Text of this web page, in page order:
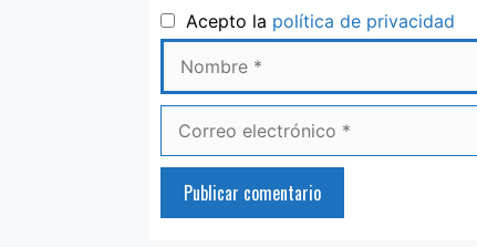
Acepto la política de privacidad
electrónico